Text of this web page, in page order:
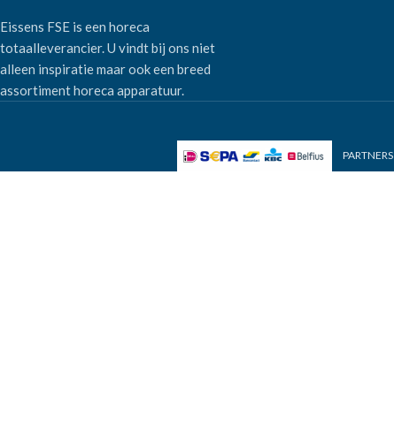
Eissens FSE is een horeca
totaalleverancier. U vindt bij ons niet
alleen inspiratie maar ook een breed
assortiment horeca apparatuur.
PARTNERS